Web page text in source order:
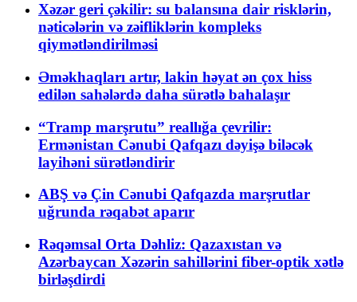
Xəzər geri çəkilir: su balansına dair risklərin,
nəticələrin və zəifliklərin kompleks
qiymətləndirilməsi
Əməkhaqları artır, lakin həyat ən çox hiss
edilən sahələrdə daha sürətlə bahalaşır
“Tramp marşrutu” reallığa çevrilir:
Ermənistan Cənubi Qafqazı dəyişə biləcək
layihəni sürətləndirir
ABŞ və Çin Cənubi Qafqazda marşrutlar
uğrunda rəqabət aparır
Rəqəmsal Orta Dəhliz: Qazaxıstan və
Azərbaycan Xəzərin sahillərini fiber-optik xətlə
birləşdirdi